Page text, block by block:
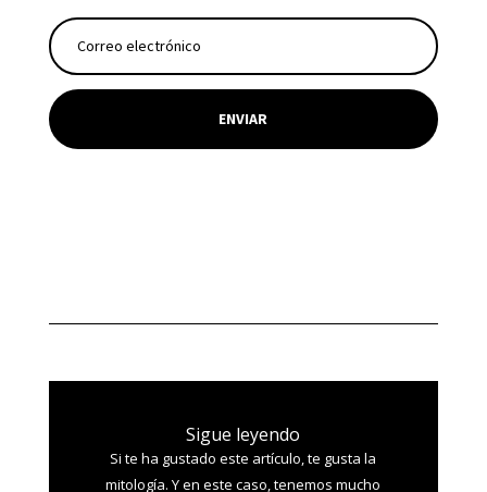
ENVIAR
Sigue leyendo
Si te ha gustado este artículo, te gusta la
mitología. Y en este caso, tenemos mucho